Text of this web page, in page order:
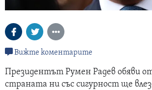
Вижте коментарите
Президентът Румен Радев обяви
страната ни със сигурност ще